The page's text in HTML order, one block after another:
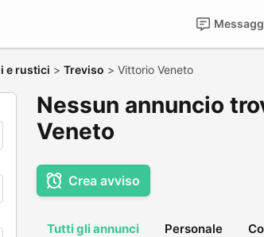
e rustici > Treviso > Vittorio Veneto
Nessun annuncio
Veneto
Crea avviso
Tutti gli annunci Personale